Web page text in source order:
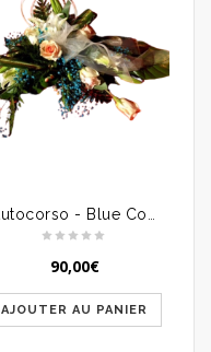
90,00€
AJOUTER AU PANIER